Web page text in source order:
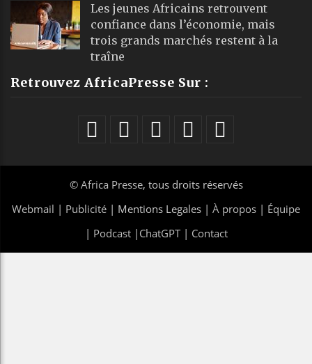
Les jeunes Africains retrouvent
confiance dans l’économie, mais
trois grands marchés restent à la
traîne
Retrouvez AfricaPresse Sur :
© Africa Presse, tous droits réservés
Webmail | Publicité | Mentions Legales | À propos | Équipe
| Podcast| ChatGPT| Contact